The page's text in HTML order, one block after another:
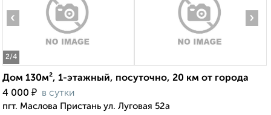
2/4
‹ ›
Дом 130м², 1-этажный, посуточно, 20 км от города
4 000 ₽ в сутки
пгт. Маслова Пристань ул. Луговая 52а